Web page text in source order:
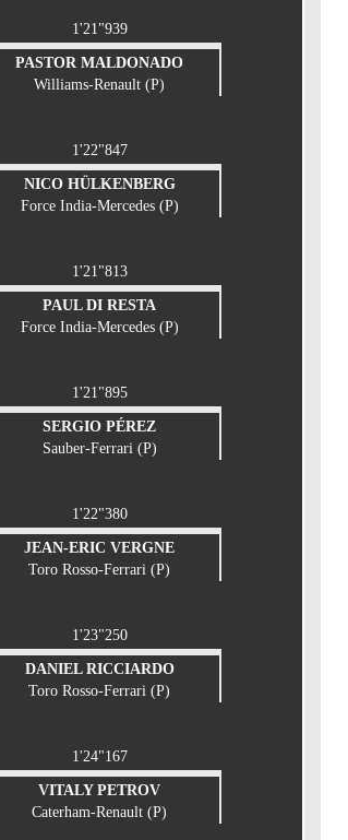
1'21"939
PASTOR MALDONADO
Williams-Renault (P)
1'22"847
NICO HÜLKENBERG
Force India-Mercedes (P)
1'21"813
PAUL DI RESTA
Force India-Mercedes (P)
1'21"895
SERGIO PÉREZ
Sauber-Ferrari (P)
1'22"380
JEAN-ERIC VERGNE
Toro Rosso-Ferrari (P)
1'23"250
DANIEL RICCIARDO
Toro Rosso-Ferrari (P)
1'24"167
VITALY PETROV
Caterham-Renault (P)